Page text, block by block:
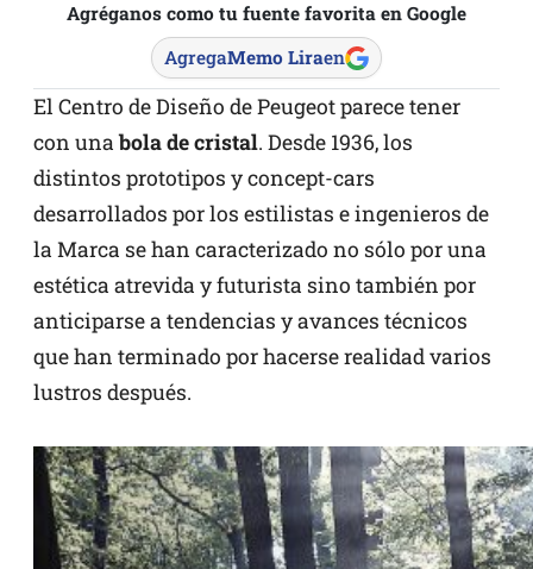
Agréganos como tu fuente favorita en Google
AgregaMemo Liraen
El Centro de Diseño de Peugeot parece tener
con unabola de cristal. Desde 1936, los
distintos prototipos y concept-cars
desarrollados por los estilistas e ingenieros de
la Marca se han caracterizado no sólo por una
estética atrevida y futurista sino también por
anticiparse a tendencias y avances técnicos
que han terminado por hacerse realidad varios
lustros después.